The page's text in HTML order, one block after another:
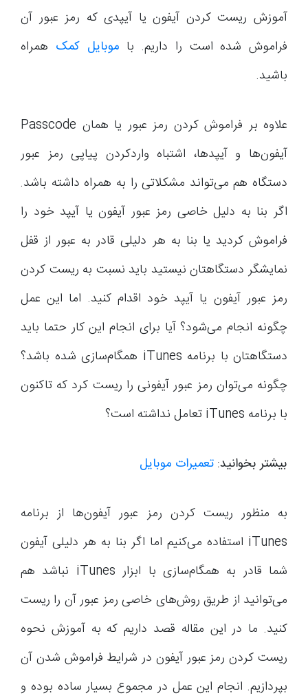
آموزش ریست کردن آیفون یا آیپدی که رمز عبور آن
فراموش شده است را داریم. با موبایل کمک همراه
باشید.
علاوه بر فراموش کردن رمز عبور یا همان Passcode
آیفون‌ها و آیپدها، اشتباه واردکردن پیاپی رمز عبور
دستگاه هم می‌تواند مشکلاتی را به همراه داشته باشد.
اگر بنا به دلیل خاصی رمز عبور آیفون یا آیپد خود را
فراموش کردید یا بنا به هر دلیلی قادر به عبور از قفل
نمایشگر دستگاهتان نیستید باید نسبت به ریست کردن
رمز عبور آیفون یا آیپد خود اقدام کنید. اما این عمل
چگونه انجام می‌شود؟ آیا برای انجام این کار حتما باید
دستگاهتان با برنامه iTunes همگام‌سازی شده باشد؟
چگونه می‌توان رمز عبور آیفونی را ریست کرد که تاکنون
با برنامه iTunes تعامل نداشته است؟
بیشتر بخوانید: تعمیرات موبایل
به منظور ریست کردن رمز عبور آیفون‌ها از برنامه
iTunes استفاده می‌کنیم اما اگر بنا به هر دلیلی آیفون
شما قادر به همگام‌سازی با ابزار iTunes نباشد هم
می‌توانید از طریق روش‌های خاصی رمز عبور آن را ریست
کنید. ما در این مقاله قصد داریم که به آموزش نحوه
ریست کردن رمز عبور آیفون در شرایط فراموش شدن آن
بپردازیم. انجام این عمل در مجموع بسیار ساده بوده و